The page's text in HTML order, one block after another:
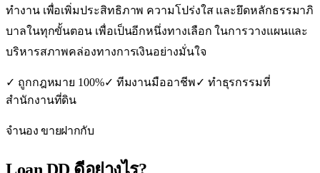
ทำงาน เพื่อเพิ่มประสิทธิภาพ ความโปร่งใส และยึดหลักธรรมาภิ
บาลในทุกขั้นตอน เพื่อเป็นอีกหนึ่งทางเลือก ในการวางแผนและ
บริหารสภาพคล่องทางการเงินอย่างมั่นใจ
✓ ถูกกฎหมาย 100%✓ ทีมงานมืออาชีพ✓ ทำธุรกรรมที่
สำนักงานที่ดิน
จำนอง ขายฝากกับ